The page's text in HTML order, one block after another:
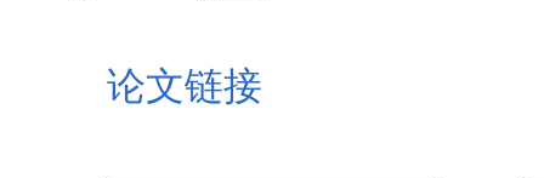
论文链接